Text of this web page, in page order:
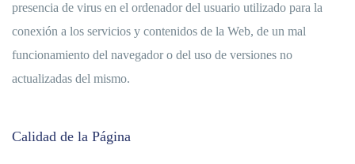
presencia de virus en el ordenador del usuario utilizado para la
conexión a los servicios y contenidos de la Web, de un mal
funcionamiento del navegador o del uso de versiones no
actualizadas del mismo.
Calidad de la Página